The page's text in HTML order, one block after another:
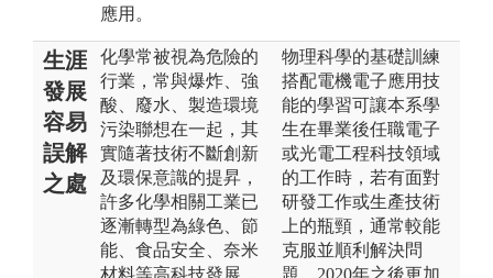
應用。
生涯
發展
容易
誤解
之處
化學常被視為危險的
行業，常與爆炸、強
酸、廢水、製造環境
污染聯想在一起，其
實隨著技術不斷創新
及環保意識的提昇，
許多化學相關工業已
逐漸轉型為綠色、節
能、食品安全、奈米
材料等高科技發展，
物理科學的基礎訓練
搭配電機電子應用技
能的學習可讓本系學
生在畢業後任職電子
或光電工程科技領域
的工作時，若有面對
研發工作或生產技術
上的瓶頸，通常較能
克服並順利解決問
題。2020年之後更加